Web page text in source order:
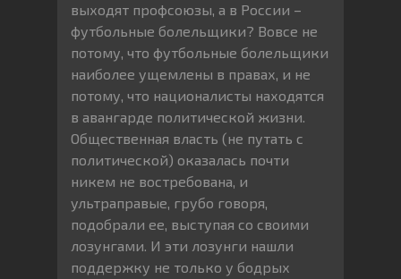
выходят профсоюзы, а в России –
футбольные болельщики? Вовсе не
потому, что футбольные болельщики
наиболее ущемлены в правах, и не
потому, что националисты находятся
в авангарде политической жизни.
Общественная власть (не путать с
политической) оказалась почти
никем не востребована, и
ультраправые, грубо говоря,
подобрали ее, выступая со своими
лозунгами. И эти лозунги нашли
поддержку не только у бодрых